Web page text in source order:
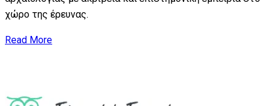
χώρο της έρευνας.
Read More